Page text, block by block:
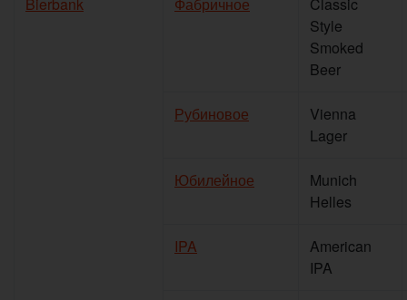
Style
Smoked
Beer
Рубиновое
Vienna
Lager
Юбилейное
Munich
Helles
IPA
American
IPA